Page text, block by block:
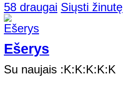
58 draugai Siųsti žinutę
Ešerys
Su naujais :K:K:K:K:K